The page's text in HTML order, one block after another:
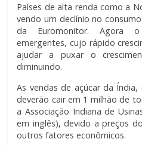
Países de alta renda como a
vendo um declínio no
da Euromonitor. Agora
emergentes, cujo rápido
ajudar a puxar o
diminuindo.
As vendas de açúcar da
deverão cair em 1 milhão de
a Associação Indiana de
em inglês), devido a preços
outros fatores econômicos.